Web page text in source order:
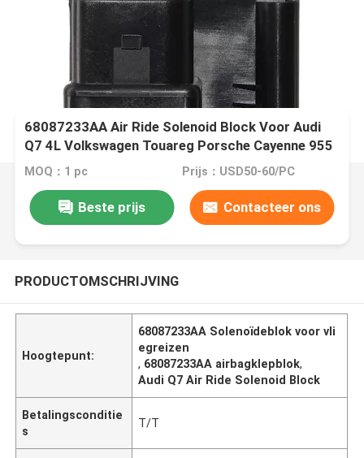
68087233AA Air Ride Solenoid Block Voor Audi
Q7 4L Volkswagen Touareg Porsche Cayenne 955
MOQ：1 pc Prijs：USD50-60/PC
Beste prijs Contacteer ons
PRODUCTOMSCHRIJVING
Hoogtepunt:
68087233AA Solenoïdeblok voor vli
egreizen
, 68087233AA airbagklepblok,
Audi Q7 Air Ride Solenoid Block
Betalingsconditie
s
T/T